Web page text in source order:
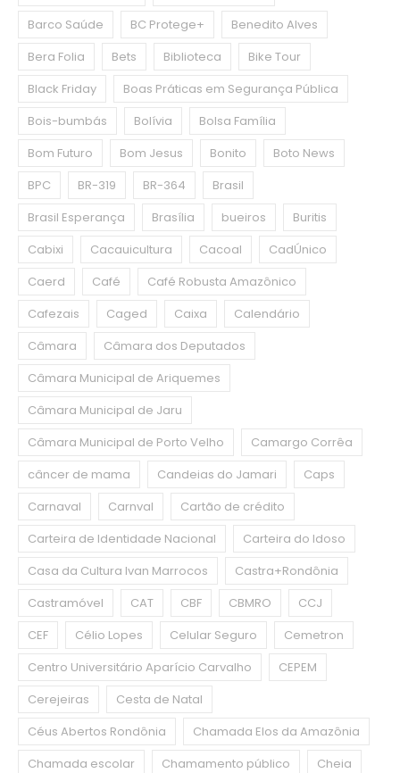
Barco Saúde
BC Protege+
Benedito Alves
Bera Folia
Bets Biblioteca
Bike Tour
Black Friday
Boas Práticas em Segurança Pública
Bois-bumbás
Bolívia
Bolsa Família
Bom Futuro
Bom Jesus Bonito
Boto News
BPC
BR-319 BR-364
Brasil
Brasil Esperança
Brasília bueiros
Buritis
Cabixi
Cacauicultura Cacoal
CadÚnico
Caerd
Café
Café Robusta Amazônico
Cafezais
Caged Caixa
Calendário
Câmara
Câmara dos Deputados
Câmara Municipal de Ariquemes
Câmara Municipal de Jaru
Câmara Municipal de Porto Velho
Camargo Corrêa
câncer de mama
Candeias do Jamari
Caps
Carnaval
Carnval
Cartão de crédito
Carteira de Identidade Nacional
Carteira do Idoso
Casa da Cultura Ivan Marrocos
Castra+Rondônia
Castramóvel
CAT CBF CBMRO
CCJ
CEF
Célio Lopes Celular Seguro
Cemetron
Centro Universitário Aparício Carvalho
CEPEM
Cerejeiras
Cesta de Natal
Céus Abertos Rondônia
Chamada Elos da Amazônia
Chamada escolar
Chamamento público
Cheia